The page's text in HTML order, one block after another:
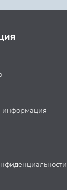
информация